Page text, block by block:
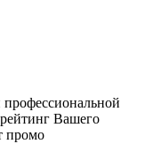
Вашего
промо